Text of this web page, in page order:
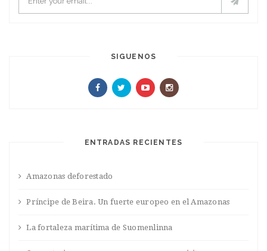
SIGUENOS
ENTRADAS RECIENTES
Amazonas deforestado
Príncipe de Beira. Un fuerte europeo en el Amazonas
La fortaleza marítima de Suomenlinna